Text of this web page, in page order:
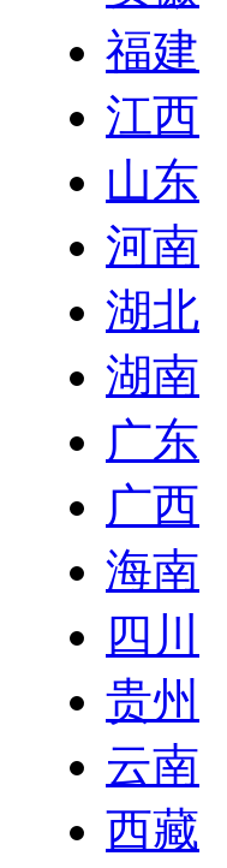
福建
江西
山东
河南
湖北
湖南
广东
广西
海南
四川
贵州
云南
西藏